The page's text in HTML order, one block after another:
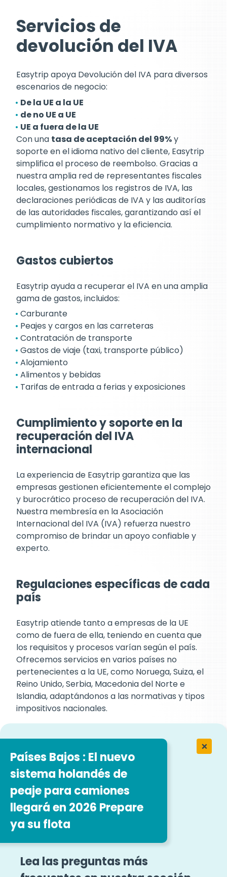
Países Bajos : El nuevo
sistema holandés de
peaje para camiones
llegará en 2026 Prepare
ya su flota
Lea las preguntas más
Servicios de
devolución del IVA
Easytrip apoya Devolución del IVA para diversos
escenarios de negocio:
De la UE a la UE
de no UE a UE
UE a fuera de la UE
Con una tasa de aceptación del 99%y
soporte en el idioma nativo del cliente, Easytrip
simplifica el proceso de reembolso. Gracias a
nuestra amplia red de representantes fiscales
locales, gestionamos los registros de IVA, las
declaraciones periódicas de IVA y las auditorías
de las autoridades fiscales, garantizando así el
cumplimiento normativo y la eficiencia.
Gastos cubiertos
Easytrip ayuda a recuperar el IVA en una amplia
gama de gastos, incluidos:
Carburante
Peajes y cargos en las carreteras
Contratación de transporte
Gastos de viaje (taxi, transporte público)
Alojamiento
Alimentos y bebidas
Tarifas de entrada a ferias y exposiciones
Cumplimiento y soporte en la
recuperación del IVA
internacional
La experiencia de Easytrip garantiza que las
empresas gestionen eficientemente el complejo
y burocrático proceso de recuperación del IVA.
Nuestra membresía en la Asociación
Internacional del IVA (IVA) refuerza nuestro
compromiso de brindar un apoyo confiable y
experto.
Regulaciones específicas de cada
país
Easytrip atiende tanto a empresas de la UE
como de fuera de ella, teniendo en cuenta que
los requisitos y procesos varían según el país.
Ofrecemos servicios en varios países no
pertenecientes a la UE, como Noruega, Suiza, el
Reino Unido, Serbia, Macedonia del Norte e
Islandia, adaptándonos a las normativas y tipos
impositivos nacionales.
Sus ventajas de un vistazo
Easytrip Transport Services Los servicios de
transporte a reducir costes, mejorar su flujo de
caja y garantizar el cumplimiento de la compleja
normativa fiscal. Gracias a nuestra amplia red y
experiencia, las empresas pueden recuperar el
IVA de forma eficiente, reinvertir sus ahorros y
centrarse en su crecimiento y desarrollo.
¿Reposta vehículos de más de 7,5 toneladas en